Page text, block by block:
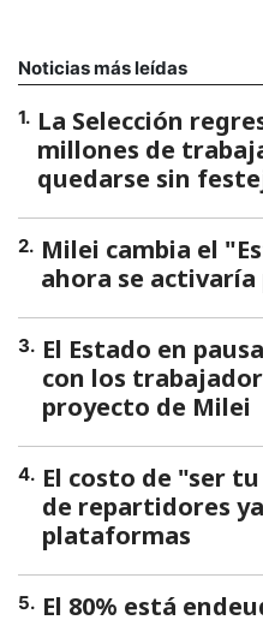
Noticias más leídas
1. La Selección
millones de
quedarse sin
2. Milei cambia el
ahora se
3. El Estado en
con los
proyecto de Milei
4. El costo de "ser
de repartidores
plataformas
5. El 80% está